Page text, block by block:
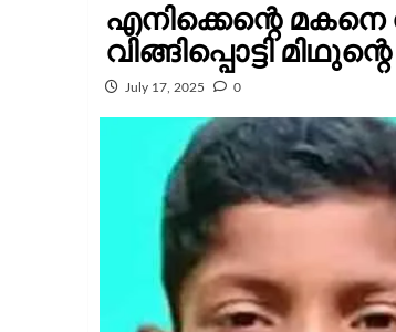
എനിക്കെന്റെ മകനെ
വിങ്ങിപ്പൊട്ടി
July 17, 2025 0